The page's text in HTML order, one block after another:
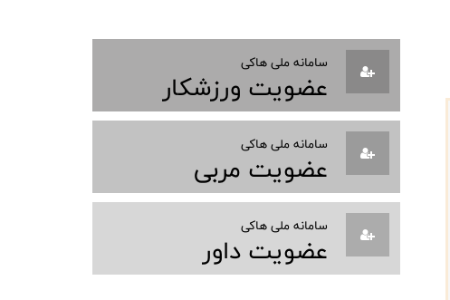
سامانه ملی هاکی
عضویت ورزشکار
سامانه ملی هاکی
عضویت مربی
سامانه ملی هاکی
عضویت داور